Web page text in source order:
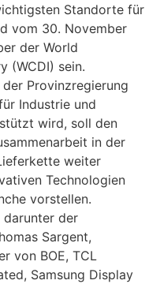
Standorte für
vom 30. November
der World
(WCDI) sein.
Provinzregierung
Industrie und
wird, soll den
in der
weiter
Technologien
vorstellen.
darunter der
Sargent,
von BOE, TCL
Samsung Display